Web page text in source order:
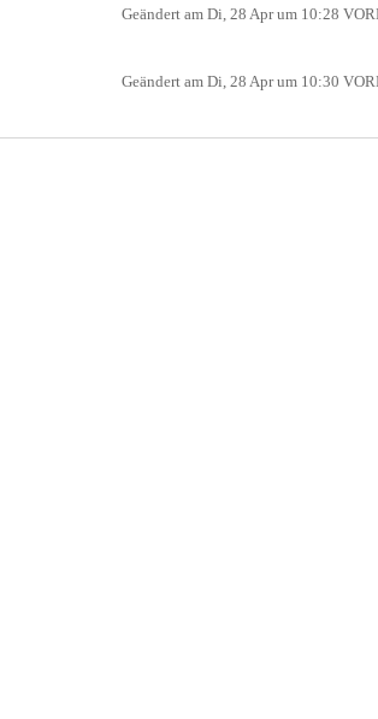
Geändert am Di, 28 Apr um 10:28
Geändert am Di, 28 Apr um 10:30